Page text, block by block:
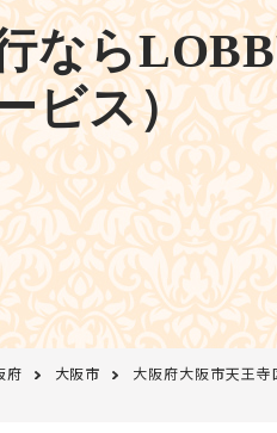
なら
ビス）
府 大阪市
大阪府大阪市天王寺